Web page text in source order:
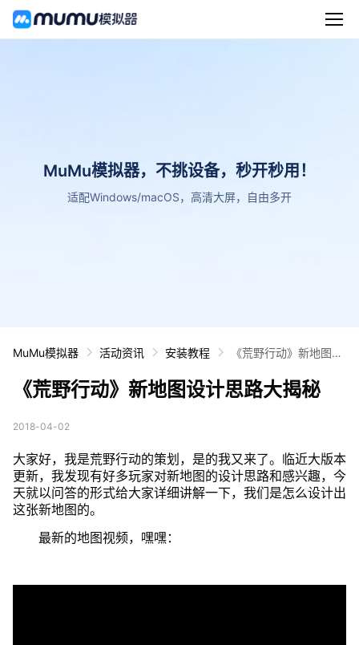
MuMu模拟器，不挑设备，秒开秒用！
适配Windows/macOS，高清大屏，自由多开
MuMu模拟器 活动资讯 安装教程
《荒野行动》新地图设
《荒野行动》新地图设计思路大揭秘
2018-04-02
大家好，我是荒野行动的策划，是的我又来了。临近大版本
更新，我发现有好多玩家对新地图的设计思路和感兴趣，今
天就以问答的形式给大家详细讲解一下，我们是怎么设计出
这张新地图的。
最新的地图视频，嘿嘿：